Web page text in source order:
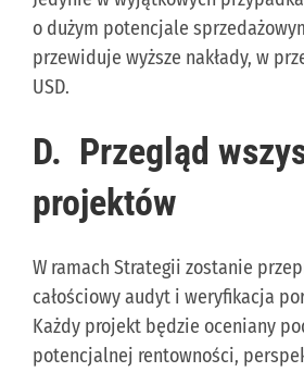
o dużym potencjale
przewiduje wyższe nakłady, w
USD.
D. Przegląd
projektów
W ramach Strategii zostanie
całościowy audyt i weryfikacja
Każdy projekt będzie oceniany
potencjalnej rentowności,